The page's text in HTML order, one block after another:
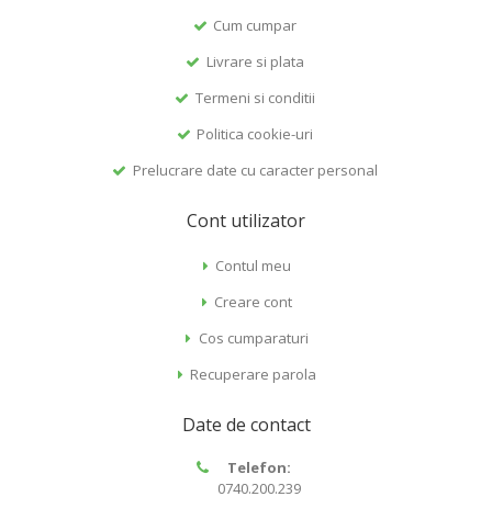
Cum cumpar
Livrare si plata
Termeni si conditii
Politica cookie-uri
Prelucrare date cu caracter personal
Cont utilizator
Contul meu
Creare cont
Cos cumparaturi
Recuperare parola
Date de contact
Telefon:
0740.200.239